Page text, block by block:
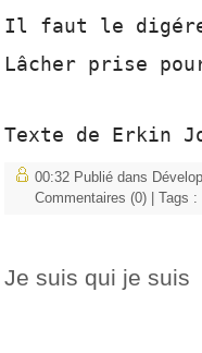
Il faut le
Lâcher prise
Texte de Erkin
00:32 Publié dans
Commentaires (0) | Tags :
Je suis qui je suis